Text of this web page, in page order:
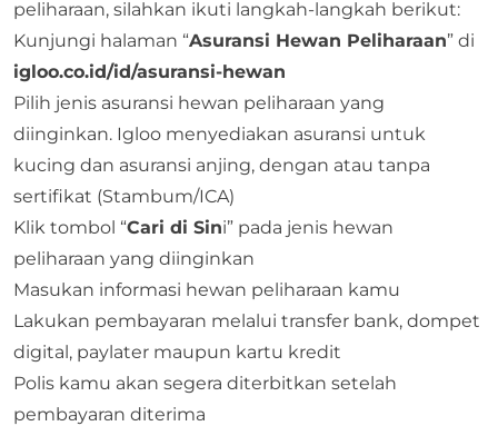
peliharaan, silahkan ikuti langkah-langkah berikut:
Kunjungi halaman “Asuransi Hewan Peliharaan” di
igloo.co.id/id/asuransi-hewan
Pilih jenis asuransi hewan peliharaan yang
diinginkan. Igloo menyediakan asuransi untuk
kucing dan asuransi anjing, dengan atau tanpa
sertifikat (Stambum/ICA)
Klik tombol “Cari di Sini” pada jenis hewan
peliharaan yang diinginkan
Masukan informasi hewan peliharaan kamu
Lakukan pembayaran melalui transfer bank, dompet
digital, paylater maupun kartu kredit
Polis kamu akan segera diterbitkan setelah
pembayaran diterima